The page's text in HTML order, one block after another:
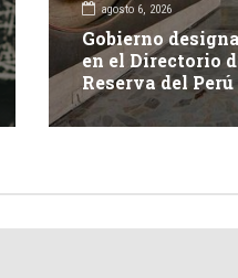
agosto 6, 2026
Gobierno
en el Directorio
Reserva del Perú